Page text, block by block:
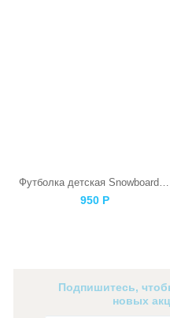
Футболка детская Snowboarding Skull
950 Р
Подпишитесь,
новых